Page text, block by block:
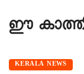
ഈ
KERALA NEWS